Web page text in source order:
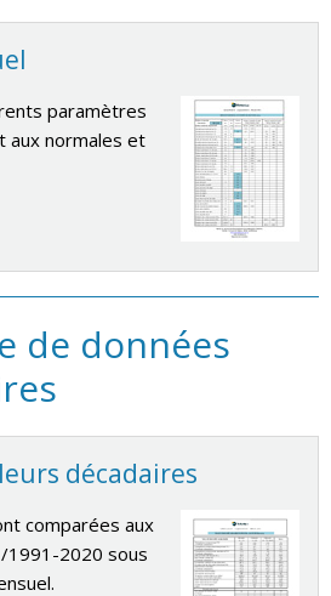
paramètres
aux normales et
de données
décadaires
comparées aux
1991-2020 sous